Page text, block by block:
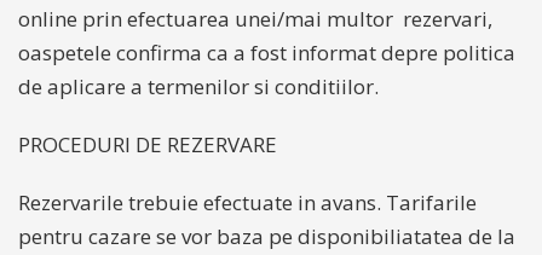
online prin efectuarea unei/mai multor rezervari,
oaspetele confirma ca a fost informat depre politica
de aplicare a termenilor si conditiilor.
PROCEDURI DE REZERVARE
Rezervarile trebuie efectuate in avans. Tarifarile
pentru cazare se vor baza pe disponibiliatatea de la